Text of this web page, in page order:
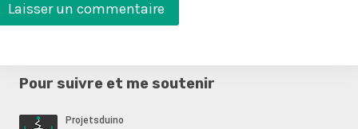
Pour suivre et me soutenir